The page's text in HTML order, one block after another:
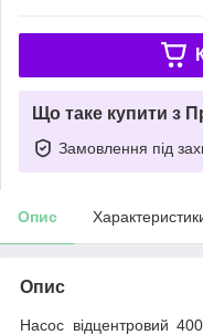
Що таке купити з
Замовлення під
Опис
Опис
Насос відцентровий